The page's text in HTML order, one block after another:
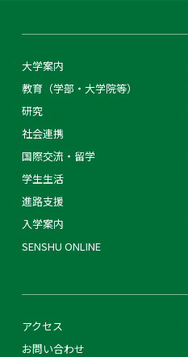
大学案内
教育（学部・大学院等）
研究
社会連携
国際交流・留学
学生生活
進路支援
入学案内
SENSHU ONLINE
アクセス
お問い合わせ